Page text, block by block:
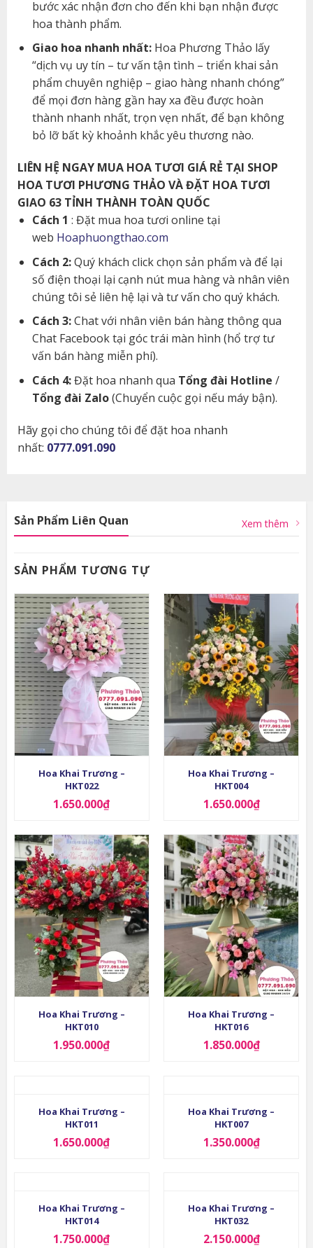
bước xác nhận đơn cho đến khi bạn nhận được
hoa thành phẩm.
Giao hoa nhanh nhất:Hoa Phương Thảo lấy
“dịch vụ uy tín – tư vấn tận tình – triển khai sản
phẩm chuyên nghiệp – giao hàng nhanh chóng”
để mọi đơn hàng gần hay xa đều được hoàn
thành nhanh nhất, trọn vẹn nhất, để bạn không
bỏ lỡ bất kỳ khoảnh khắc yêu thương nào.
LIÊN HỆ NGAY MUA HOA TƯƠI GIÁ RẺ TẠI SHOP
HOA TƯƠI PHƯƠNG THẢO VÀ ĐẶT HOA TƯƠI
GIAO 63 TỈNH THÀNH TOÀN QUỐC
Cách 1 : Đặt mua hoa tươi online tại
web Hoaphuongthao.com
Cách 2:Quý khách click chọn sản phẩm và để lại
số điện thoại lại cạnh nút mua hàng và nhân viên
chúng tôi sẻ liên hệ lại và tư vấn cho quý khách.
Cách 3:Chat với nhân viên bán hàng thông qua
Chat Facebook tại góc trái màn hình (hổ trợ tư
vấn bán hàng miễn phí).
Cách 4:Đặt hoa nhanh qua Tổng đài Hotline /
Tổng đài Zalo(Chuyển cuộc gọi nếu máy bận).
Hãy gọi cho chúng tôi để đặt hoa nhanh
nhất: 0777.091.090
Sản Phẩm Liên Quan Xem thêm
SẢN PHẨM TƯƠNG TỰ
Hoa Khai Trương –
HKT022
1.650.000₫
Hoa Khai Trương –
HKT004
1.650.000₫
Hoa Khai Trương –
HKT010
1.950.000₫
Hoa Khai Trương –
HKT016
1.850.000₫
Hoa Khai Trương –
HKT011
1.650.000₫
Hoa Khai Trương –
HKT007
1.350.000₫
Hoa Khai Trương –
HKT014
1.750.000₫
Hoa Khai Trương –
HKT032
2.150.000₫